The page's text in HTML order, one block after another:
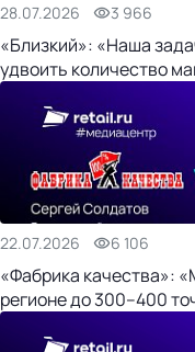
28.07.2026 3 966
«Близкий»: «Наша
удвоить количество
22.07.2026 6 106
«Фабрика качества»:
регионе до 300–400